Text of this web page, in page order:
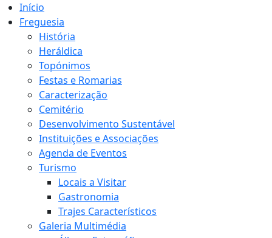
Início
Freguesia
História
Heráldica
Topónimos
Festas e Romarias
Caracterização
Cemitério
Desenvolvimento Sustentável
Instituições e Associações
Agenda de Eventos
Turismo
Locais a Visitar
Gastronomia
Trajes Característicos
Galeria Multimédia